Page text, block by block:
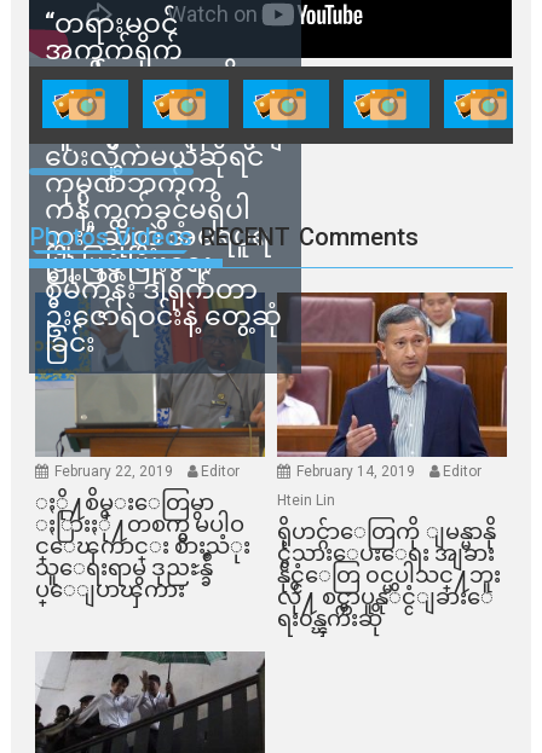
“တရားမဝင်
အကွက်ရိုက်
ရောင်းချမှုတွေကို
သက်ဆိုင်ရာတာဝန်ရှိ
သူတွေက ဂရန်တွေချ
ပေးလိုက်မယ်ဆိုရင်
ကုမ္ပဏီဘက်က
ကန့်ကွက်ခွင့်မရှိပါ
ဘူး” ဆိုတဲ့ အမရပူရ
မြို့ပြဖွံ့ဖြိုးရေး
စီမံကိန်း ဒါရိုက်တာ
ဦးဇော်ရဲဝင်းနဲ့ တွေ့ဆုံ
ခြင်း
Photos Videos RECENT Comments
February 22, 2019 Editor
ႏို႔စိမ္းေတြမွာ
ႏြားႏို႔တစက္မွ မပါဝ
င္ေၾကာင္း စားသံုး
သူေရးရာမွ ဒုညႊန္ခ်ဳ
ပ္ေျပာၾကား
February 14, 2019
Editor
Htein Lin
ရိုဟင္ဂ်ာေတြကို ျမန္မာနို
င္ငံသားေပးေရး အျခား
နိုင္ငံေတြ ၀င္မပါသင္႔ဘူး
လို႔ စင္ကာပူနုိင္ငံျခားေ
ရး၀န္ၾကီးဆို